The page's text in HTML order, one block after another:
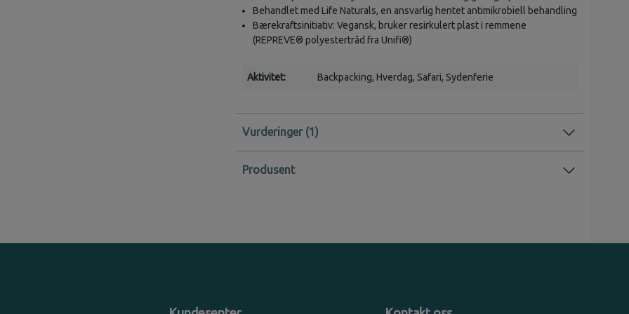
Behandlet med Life Naturals, en ansvarlig hentet antimikrobiell behandling
Bærekraftsinitiativ: Vegansk, bruker resirkulert plast i remmene
(REPREVE® polyestertråd fra Unifi®)
Aktivitet: Backpacking, Hverdag, Safari, Sydenferie
Vurderinger
Produsent